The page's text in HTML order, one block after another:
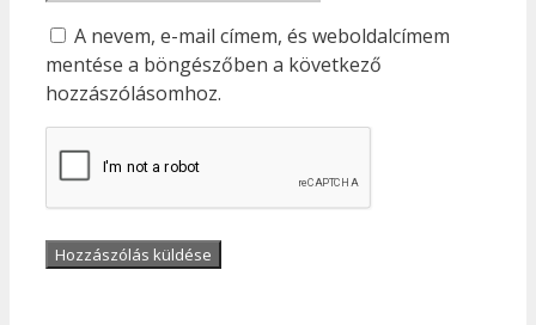
A nevem, e-mail címem, és weboldalcímem
mentése a böngészőben a következő
hozzászólásomhoz.